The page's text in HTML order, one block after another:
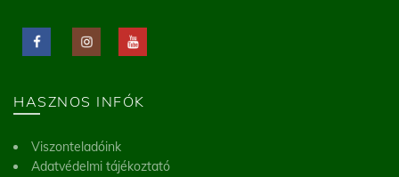
HASZNOS INFÓK
Viszonteladóink
Adatvédelmi tájékoztató